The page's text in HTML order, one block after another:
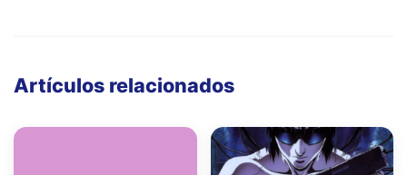
Artículos relacionados